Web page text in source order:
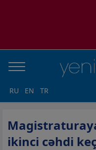
RU EN TR
ikinci cəhdi